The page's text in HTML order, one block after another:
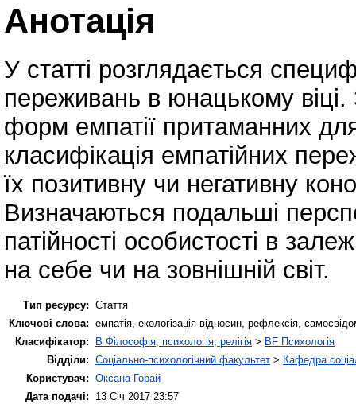
Анотація
У статті розглядається
переживань в юнацькому віці.
форм емпатії притаманних
класифікація емпатійних
їх позитивну чи негативну
Визначаються подальші
патійності особистості в
на себе чи на зовнішній світ.
Тип ресурсу: Стаття
Ключові слова: емпатія, екологізація відносин, рефлексія,
Класифікатор:
B Філософія, психологія, релігія > BF Психологія
Відділи: Соціально-психологічний факультет > Кафедра
Користувач: Оксана Горай
Дата подачі:
13 Січ 2017 23:57